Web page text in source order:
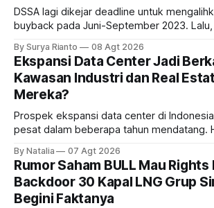
DSSA lagi dikejar deadline untuk
buyback pada Juni-September 2023.
By Surya Rianto 08 Agt 2026
Ekspansi Data Center Jadi
Kawasan Industri dan Real
Mereka?
Prospek ekspansi data center di
pesat dalam beberapa tahun mendatang.
estate, ada siapa saja mereka?
By Natalia 07 Agt 2026
Rumor Saham BULL Mau
Backdoor 30 Kapal LNG Grup
Begini Faktanya